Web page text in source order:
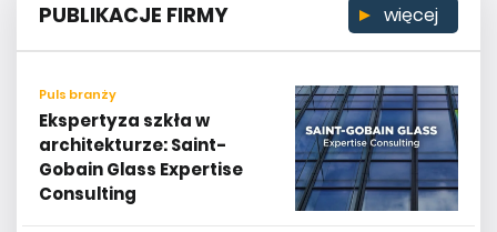
PUBLIKACJE FIRMY więcej
Puls branży
Ekspertyza szkła w
architekturze: Saint-
Gobain Glass Expertise
Consulting